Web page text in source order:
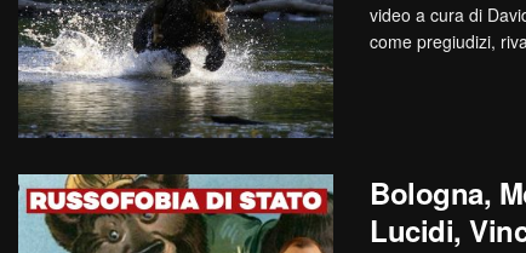
video a cura di
come pregiudizi,
Bologna,
Lucidi,